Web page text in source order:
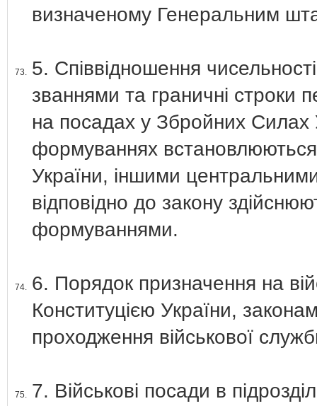
визначеному Генеральним
73. 5. Співвідношення
званнями та граничні строки
на посадах у Збройних Силах
формуваннях встановлюються
України, іншими
відповідно до закону
формуваннями.
74. 6. Порядок призначення на
Конституцією України,
проходження військової
75. 7. Військові посади в